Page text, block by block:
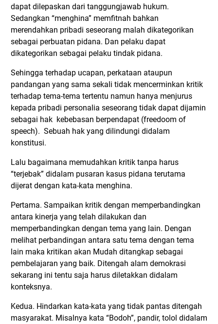
dapat dilepaskan dari tanggungjawab hukum.
Sedangkan “menghina” memfitnah bahkan
merendahkan pribadi seseorang malah dikategorikan
sebagai perbuatan pidana. Dan pelaku dapat
dikategorikan sebagai pelaku tindak pidana.
Sehingga terhadap ucapan, perkataan ataupun
pandangan yang sama sekali tidak mencerminkan kritik
terhadap tema-tema tertentu namun hanya menjurus
kepada pribadi personalia seseorang tidak dapat dijamin
sebagai hak kebebasan berpendapat (freedoom of
speech). Sebuah hak yang dilindungi didalam
konstitusi.
Lalu bagaimana memudahkan kritik tanpa harus
“terjebak” didalam pusaran kasus pidana terutama
dijerat dengan kata-kata menghina.
Pertama. Sampaikan kritik dengan memperbandingkan
antara kinerja yang telah dilakukan dan
memperbandingkan dengan tema yang lain. Dengan
melihat perbandingan antara satu tema dengan tema
lain maka kritikan akan Mudah ditangkap sebagai
pembelajaran yang baik. Ditengah alam demokrasi
sekarang ini tentu saja harus diletakkan didalam
konteksnya.
Kedua. Hindarkan kata-kata yang tidak pantas ditengah
masyarakat. Misalnya kata “Bodoh”, pandir, tolol didalam